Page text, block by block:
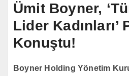
Ümit Boyner,
Lider Kadınları’
Konuştu!
Boyner Holding Yönetim